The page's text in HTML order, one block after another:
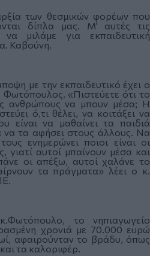
των θεσμικών φορέων που
δίπλα μας. Μ' αυτές τις
να μιλάμε για εκπαιδευτική
Καβούνη.
με την εκπαιδευτικό έχει ο
«Πιστεύετε ότι το
ανθρώπους να μπουν μέσα; Η
ό,τι θέλει, να κοιτάξει να
είναι να μαθαίνει τα παιδιά
τα αφήσει στους άλλους. Να
ενημερώνει ποιοι είναι οι
γιατί αυτοί μπαίνουν μέσα και
οι απέξω, αυτοί χαλάνε το
τα πράγματα» λέει ο κ.
το νηπιαγωγείο
χρονιά με 70.000 ευρώ
αφαιρούνταν το βράδυ, όπως
τα καλοριφέρ.